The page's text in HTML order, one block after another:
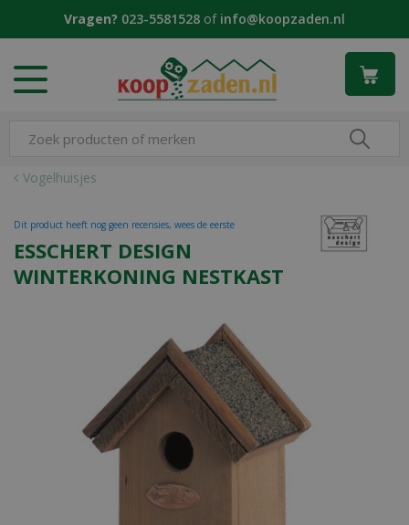
Vogelhuisjes
Vragen? 023-5581528 of info@koopzaden.nl
ESSCHERT DESIGN
WINTERKONING NESTKAST
Dit product heeft nog geen recensies, wees de eerste